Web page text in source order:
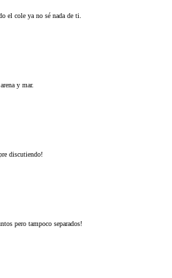
el cole ya no sé nada de ti.
y mar.
discutiendo!
pero tampoco separados!